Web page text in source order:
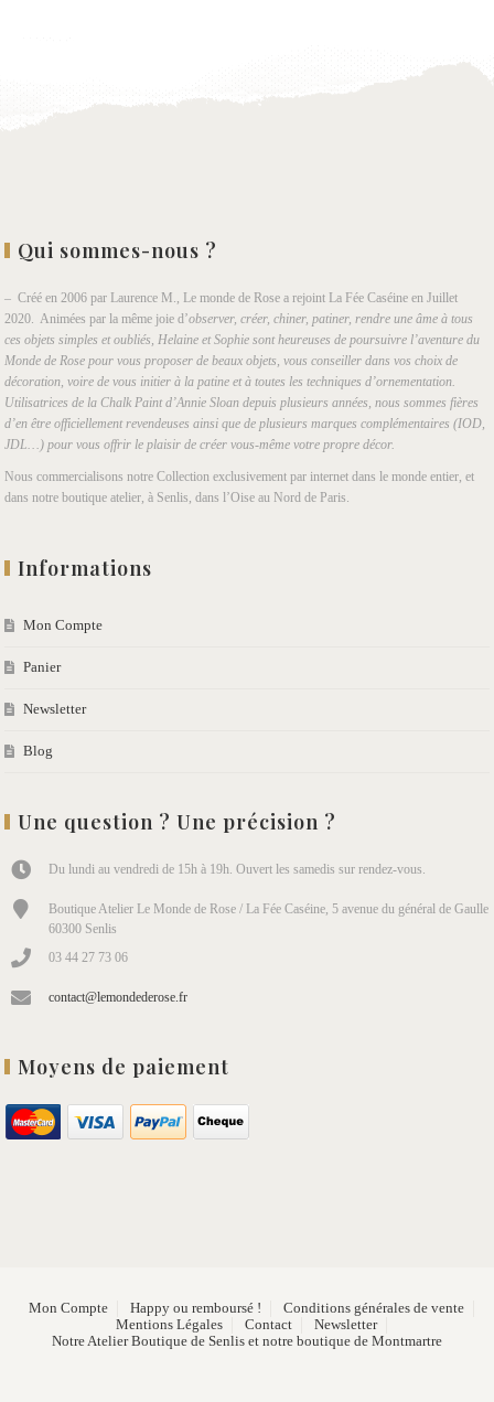
Qui sommes-nous ?
– Créé en 2006 par Laurence M., Le monde de Rose a rejoint La Fée Caséine en Juillet
2020. Animées par la même joie d’observer, créer, chiner, patiner, rendre une âme à tous
ces objets simples et oubliés, Helaine et Sophie sont heureuses de poursuivre l’aventure du
Monde de Rose pour vous proposer de beaux objets, vous conseiller dans vos choix de
décoration, voire de vous initier à la patine et à toutes les techniques d’ornementation.
Utilisatrices de la Chalk Paint d’Annie Sloan depuis plusieurs années, nous sommes fières
d’en être officiellement revendeuses ainsi que de plusieurs marques complémentaires (IOD,
JDL…) pour vous offrir le plaisir de créer vous-même votre propre décor.
Nous commercialisons notre Collection exclusivement par internet dans le monde entier, et
dans notre boutique atelier, à Senlis, dans l’Oise au Nord de Paris.
Informations
Mon Compte
Panier
Newsletter
Blog
Une question ? Une précision ?
Du lundi au vendredi de 15h à 19h. Ouvert les samedis sur rendez-vous.
Boutique Atelier Le Monde de Rose / La Fée Caséine, 5 avenue du général de Gaulle
60300 Senlis
03 44 27 73 06
contact@lemondederose.fr
Moyens de paiement
Mon Compte Happy ou remboursé !
Conditions générales de vente
Mentions Légales
Contact
Newsletter
Notre Atelier Boutique de Senlis et notre boutique de Montmartre